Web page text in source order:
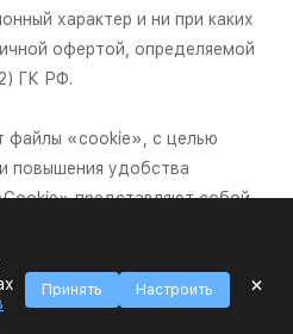
характер и ни при каких
офертой, определяемой
ГК РФ.
файлы «cookie», с целью
повышения удобства
представляют собой
информацию о
сайта. Если вы не хотите
измените настройки
Принять Настроить ×